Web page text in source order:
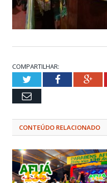
COMPARTILHAR:
TwitterFacebook
Email
CONTEÚDO RELACIONADO